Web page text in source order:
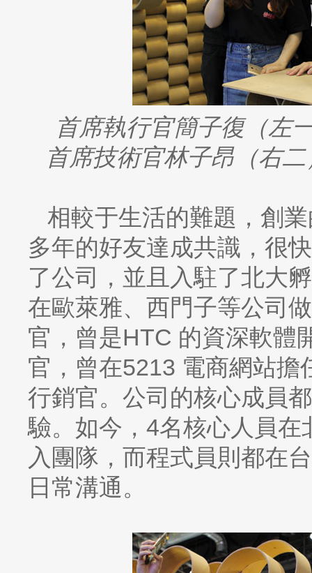
首席執行官簡子復（左
首席技術官林子昂（右
相較于生活的難題，創
多年的好友達成共識，很
了公司，並且入駐了北大
在歐萊雅、西門子等公司
官，曾是HTC 的資深軟體
官，曾在5213 電商網站擔
行銷官。公司的核心成員
驗。如今，4名核心人員
入團隊，而程式員則都在
日常溝通。